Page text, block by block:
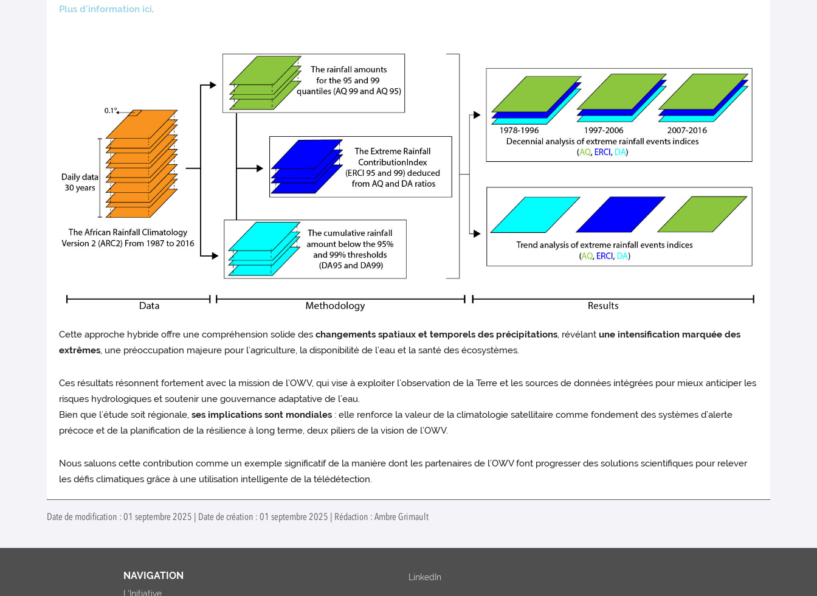
Plus d'information ici.
Cette approche hybride offre une compréhension solide deschangements spatiaux et temporels des précipitations, révélantune intensification marquée des
extrêmes, une préoccupation majeure pour l’agriculture, la disponibilité de l’eau et la santé des écosystèmes.
Ces résultats résonnent fortement avec la mission de l’OWV, qui vise à exploiter l’observation de la Terre et les sources de données intégrées pour mieux anticiper les
risques hydrologiques et soutenir une gouvernance adaptative de l’eau.
Bien que l’étude soit régionale,ses implications sont mondiales : elle renforce la valeur de la climatologie satellitaire comme fondement des systèmes d’alerte
précoce et de la planification de la résilience à long terme, deux piliers de la vision de l’OWV.
Nous saluons cette contribution comme un exemple significatif de la manière dont les partenaires de l’OWV font progresser des solutions scientifiques pour relever
les défis climatiques grâce à une utilisation intelligente de la télédétection.
Date de modification : 01 septembre 2025 | Date de création : 01 septembre 2025 | Rédaction : Ambre Grimault
NAVIGATION
L'Initiative
LinkedIn